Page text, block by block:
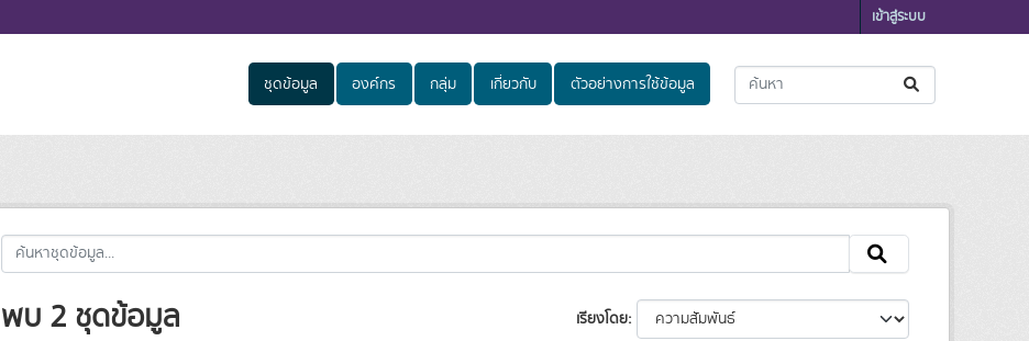
เข้าสู่ระบบ
ชุดข้อมูล องค์กร กลุ่ม เกี่ยวกับ ตัวอย่างการใช้ข้อมูล
เรียงโดย
พบ 2 ชุดข้อมูล